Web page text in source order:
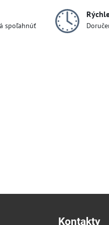
spoľahnúť
Kontakty